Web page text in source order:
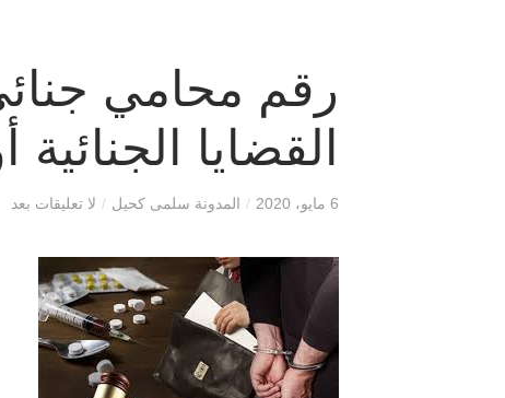
رقم محامي
القضايا
6 مايو، 2020 / المدونة سلمى كحيل / لا تعليقات بعد